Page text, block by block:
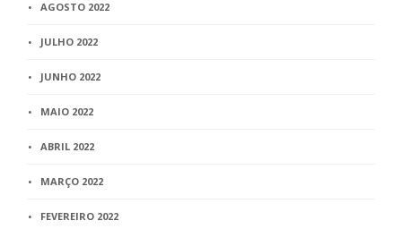
AGOSTO 2022
JULHO 2022
JUNHO 2022
MAIO 2022
ABRIL 2022
MARÇO 2022
FEVEREIRO 2022